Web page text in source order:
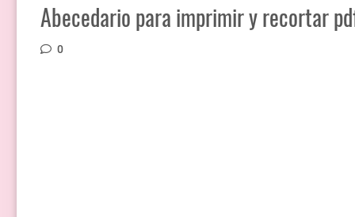
Abecedario para imprimir y recortar
0